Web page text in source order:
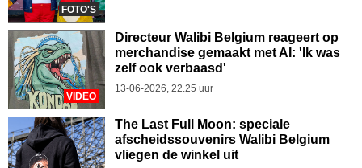
FOTO'S
VIDEO
Directeur Walibi Belgium reageert op
merchandise gemaakt met AI: 'Ik was
zelf ook verbaasd'
13-06-2026, 22.25 uur
The Last Full Moon: speciale
afscheidssouvenirs Walibi Belgium
vliegen de winkel uit